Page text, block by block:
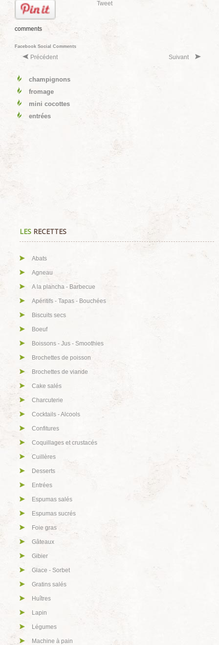
Tweet
comments
Facebook Social Comments
Précédent Suivant
champignons
fromage
mini cocottes
entrées
LES RECETTES
Abats
Agneau
A la plancha - Barbecue
Apéritifs - Tapas - Bouchées
Biscuits secs
Boeuf
Boissons - Jus - Smoothies
Brochettes de poisson
Brochettes de viande
Cake salés
Charcuterie
Cocktails - Alcools
Confitures
Coquillages et crustacés
Cuillères
Desserts
Entrées
Espumas salés
Espumas sucrés
Foie gras
Gâteaux
Gibier
Glace - Sorbet
Gratins salés
Huîtres
Lapin
Légumes
Machine à pain